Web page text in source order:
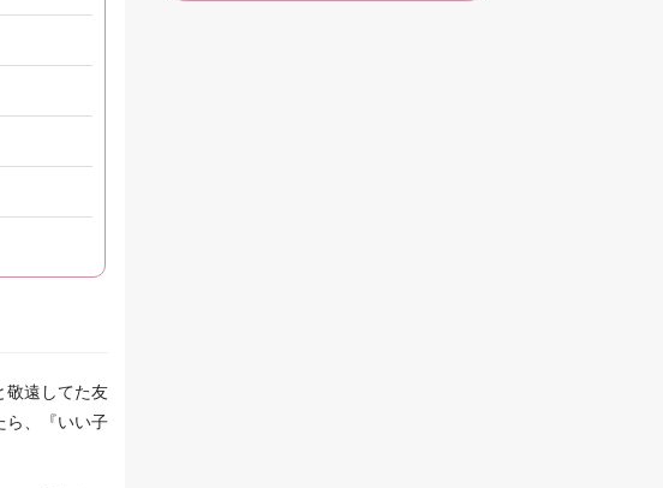
敬遠してた友
ら、『いい子